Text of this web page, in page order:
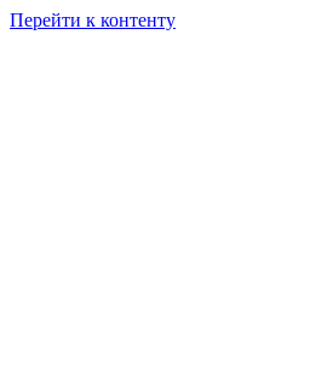
Перейти к контенту